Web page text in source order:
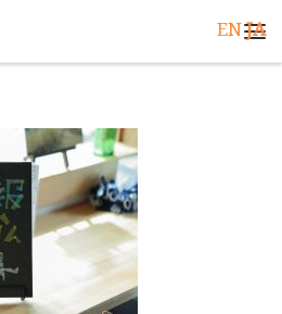
EN JA